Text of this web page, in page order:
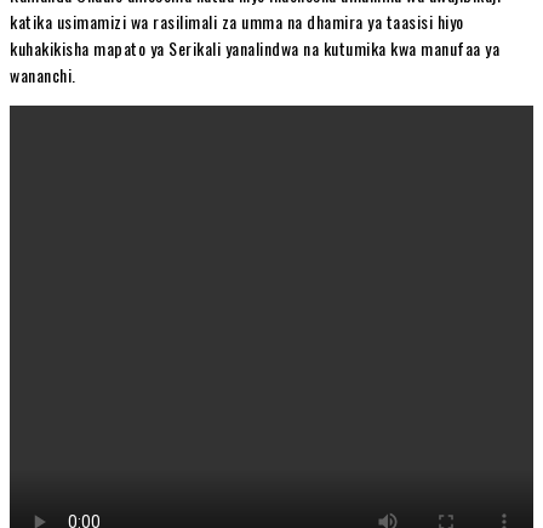
katika usimamizi wa rasilimali za umma na dhamira ya taasisi hiyo
kuhakikisha mapato ya Serikali yanalindwa na kutumika kwa manufaa ya
wananchi.